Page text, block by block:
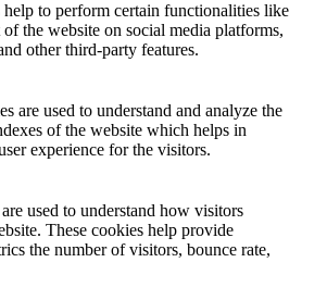
to perform certain functionalities like
the website on social media platforms,
other third-party features.
are used to understand and analyze the
of the website which helps in
experience for the visitors.
used to understand how visitors
These cookies help provide
the number of visitors, bounce rate,